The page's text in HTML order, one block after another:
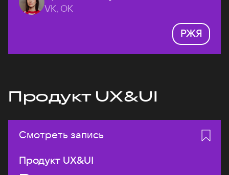
VK, ОК
РЖЯ
Продукт UX&UI
Смотреть запись
Продукт UX&UI